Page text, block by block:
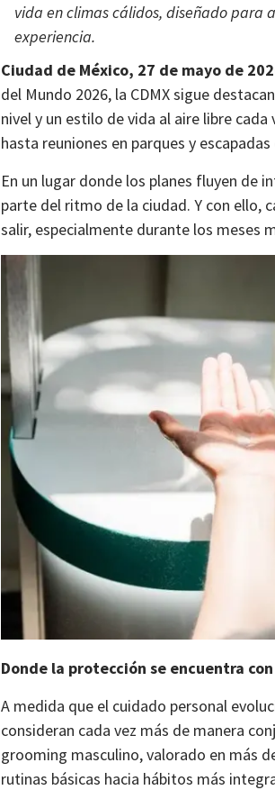
vida en climas cálidos, diseñado para
experiencia.
Ciudad de México, 27 de mayo de
del Mundo 2026, la CDMX sigue
nivel y un estilo de vida al aire libre
hasta reuniones en parques y
En un lugar donde los planes fluyen de
parte del ritmo de la ciudad. Y con ello,
salir, especialmente durante los meses
Donde la protección se encuentra
A medida que el cuidado personal
consideran cada vez más de manera
grooming masculino, valorado en más
rutinas básicas hacia hábitos más